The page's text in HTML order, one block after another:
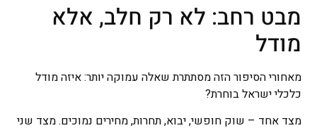
מבט רחב: לא רק חלב, אלא
מודל
מאחורי הסיפור הזה מסתתרת שאלה עמוקה יותר: איזה מודל
כלכלי ישראל בוחרת?
מצד אחד – שוק חופשי, יבוא, תחרות, מחירים נמוכים. מצד שני